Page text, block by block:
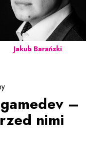
Jakub Barański
–
nimi